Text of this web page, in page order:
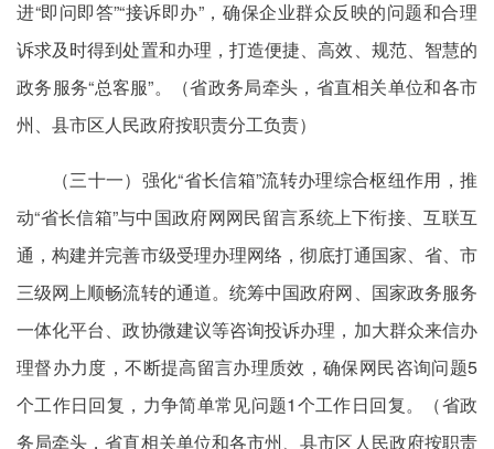
进“即问即答”“接诉即办”，确保企业群众反映的问题和合理
诉求及时得到处置和办理，打造便捷、高效、规范、智慧的
政务服务“总客服”。（省政务局牵头，省直相关单位和各市
州、县市区人民政府按职责分工负责）
（三十一）强化“省长信箱”流转办理综合枢纽作用，推
动“省长信箱”与中国政府网网民留言系统上下衔接、互联互
通，构建并完善市级受理办理网络，彻底打通国家、省、市
三级网上顺畅流转的通道。统筹中国政府网、国家政务服务
一体化平台、政协微建议等咨询投诉办理，加大群众来信办
理督办力度，不断提高留言办理质效，确保网民咨询问题5
个工作日回复，力争简单常见问题1个工作日回复。（省政
务局牵头，省直相关单位和各市州、县市区人民政府按职责